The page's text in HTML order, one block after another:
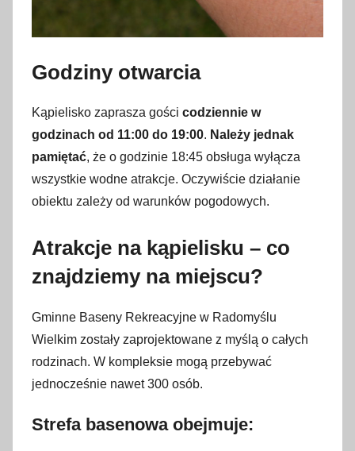
Godziny otwarcia
Kąpielisko zaprasza gości codziennie w
godzinach od 11:00 do 19:00. Należy jednak
pamiętać, że o godzinie 18:45 obsługa wyłącza
wszystkie wodne atrakcje. Oczywiście działanie
obiektu zależy od warunków pogodowych.
Atrakcje na kąpielisku – co
znajdziemy na miejscu?
Gminne Baseny Rekreacyjne w Radomyślu
Wielkim zostały zaprojektowane z myślą o całych
rodzinach. W kompleksie mogą przebywać
jednocześnie nawet 300 osób.
Strefa basenowa obejmuje: